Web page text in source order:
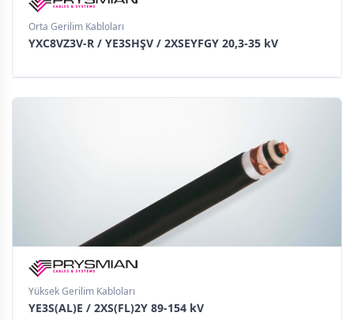
Orta Gerilim Kabloları
YXC8VZ3V-R / YE3SHŞV / 2XSEYFGY 20,3-35 kV
Yüksek Gerilim Kabloları
YE3S(AL)E / 2XS(FL)2Y 89-154 kV